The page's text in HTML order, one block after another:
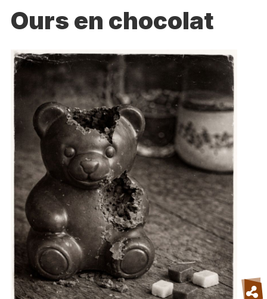
Ours en chocolat